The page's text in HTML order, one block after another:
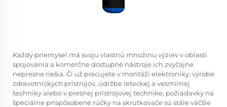
Každý priemysel má svoju vlastnú množinu výziev v oblasti
spojovania a komerčne dostupné nástroje ich zvyčajne
nepresne riešia. Či už pracujete v montáži elektroniky, výrobe
zdravotníckych prístrojov, údržbe leteckej a vesmírnej
techniky alebo v presnej prístrojovej technike, požiadavky na
špeciálne prispôsobené rúčky na skrutkovače sú stále väčšie